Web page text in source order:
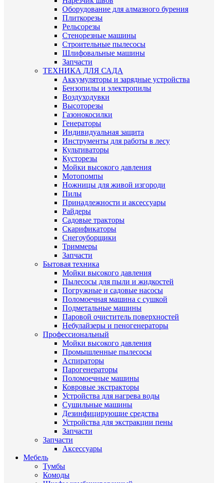
Оборудование для алмазного бурения
Плиткорезы
Рельсорезы
Стенорезные машины
Строительные пылесосы
Шлифовальные машины
Запчасти
ТЕХНИКА ДЛЯ САДА
Аккумуляторы и зарядные устройства
Бензопилы и электропилы
Воздуходувки
Высоторезы
Газонокосилки
Генераторы
Индивидуальная защита
Инструменты для работы в лесу
Культиваторы
Кусторезы
Мойки высокого давления
Мотопомпы
Ножницы для живой изгороди
Пилы
Принадлежности и аксессуары
Райдеры
Садовые тракторы
Скарификаторы
Снегоуборщики
Триммеры
Запчасти
Бытовая техника
Мойки высокого давления
Пылесосы для пыли и жидкостей
Погружные и садовые насосы
Поломоечная машина с сушкой
Подметальные машины
Паровой очиститель поверхностей
Небулайзеры и пеногенераторы
Профессиональный
Мойки высокого давления
Промышленные пылесосы
Аспираторы
Парогенераторы
Поломоечные машины
Ковровые экстракторы
Устройства для нагрева воды
Сушильные машины
Дезинфицирующие средства
Устройства для экстракции пены
Запчасти
Запчасти
Аксессуары
Мебель
Тумбы
Комоды